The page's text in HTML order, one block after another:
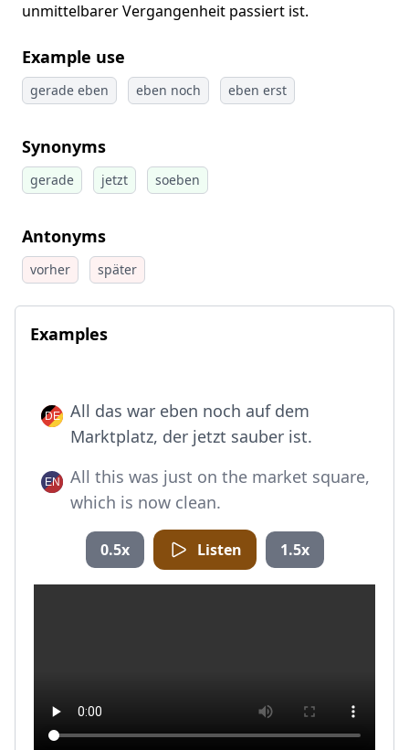
unmittelbarer Vergangenheit passiert ist.
Example use
gerade eben eben noch eben erst
Synonyms
gerade jetzt soeben
Antonyms
vorher später
Examples
All das war eben noch auf dem
Marktplatz, der jetzt sauber ist.
All this was just on the market square,
which is now clean.
0.5x Listen 1.5x